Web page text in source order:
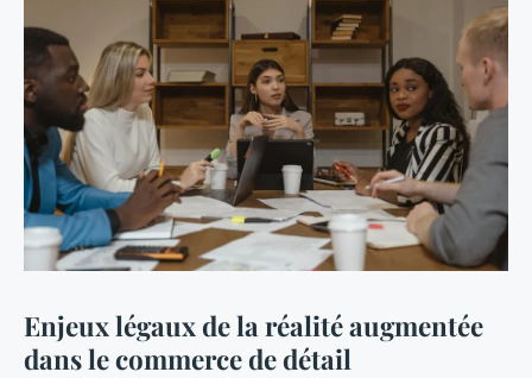
Enjeux légaux de la réalité augmentée
dans le commerce de détail